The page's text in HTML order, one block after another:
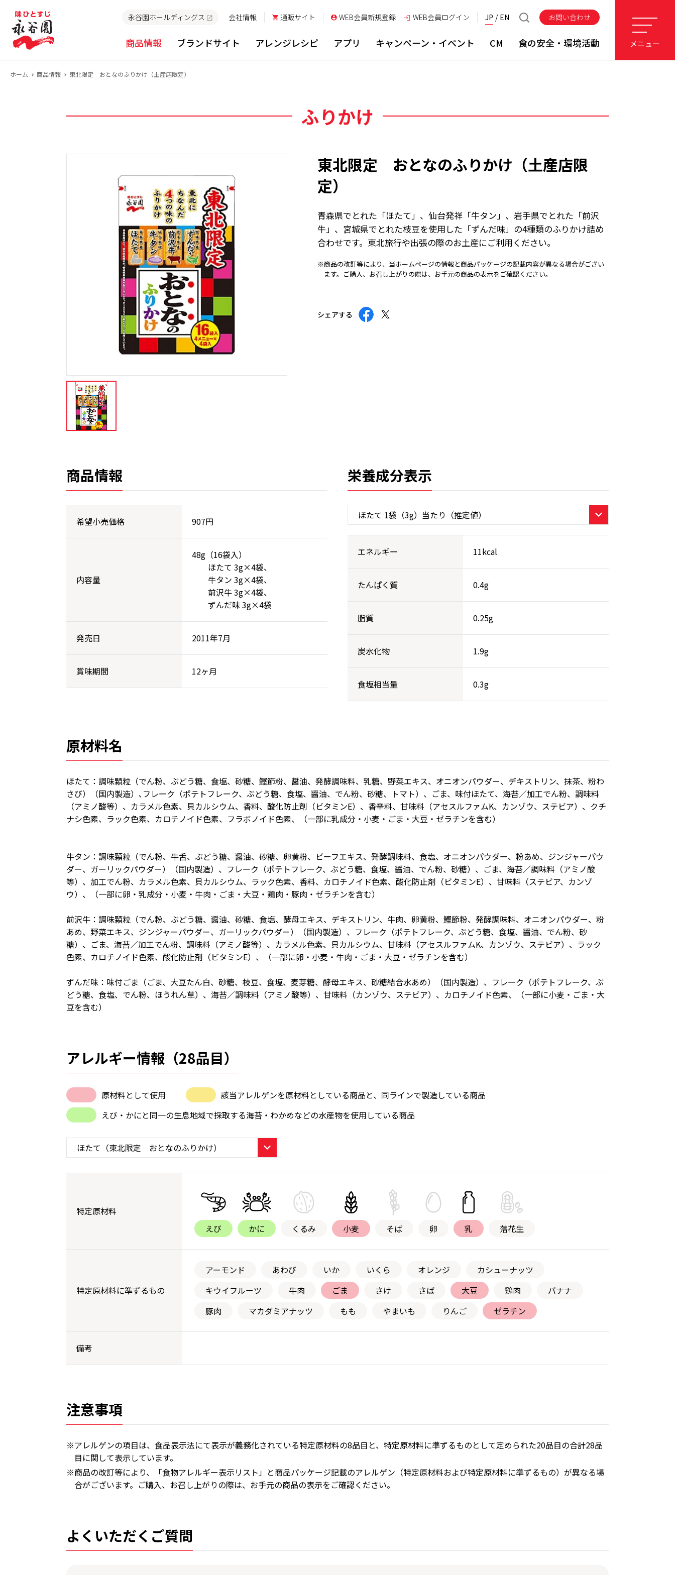
永谷園ホールディングス 会社情報 通販サイト WEB会員新規登録 WEB会員ログイン JP EN お問い合わせ
商品情報 ブランドサイト アレンジレシピ アプリ キャンペーン・イベント CM 食の安全・環境活動 メニュー
ホーム 商品情報 東北限定 おとなのふりかけ（土産店限定）
ふりかけ
東北限定 おとなのふりかけ（土産店限
定）
青森県でとれた「ほたて」、仙台発祥「牛タン」、岩手県でとれた「前沢
牛」、宮城県でとれた枝豆を使用した「ずんだ味」の4種類のふりかけ詰め
合わせです。東北旅行や出張の際のお土産にご利用ください。
※商品の改訂等により、当ホームページの情報と商品パッケージの記載内容が異なる場合がござい
ます。ご購入、お召し上がりの際は、お手元の商品の表示をご確認ください。
シェアする
商品情報
希望小売価格 907円
内容量
48g（16袋入）
ほたて 3g×4袋、
牛タン 3g×4袋、
前沢牛 3g×4袋、
ずんだ味 3g×4袋
発売日 2011年7月
賞味期間 12ヶ月
栄養成分表示
エネルギー 11kcal
たんぱく質 0.4g
脂質 0.25g
炭水化物 1.9g
食塩相当量 0.3g
原材料名
ほたて：調味顆粒（でん粉、ぶどう糖、食塩、砂糖、鰹節粉、醤油、発酵調味料、乳糖、野菜エキス、オニオンパウダー、デキストリン、抹茶、粉わ
さび）（国内製造）､フレーク（ポテトフレーク、ぶどう糖、食塩、醤油、でん粉、砂糖、トマト）、ごま、味付ほたて、海苔／加工でん粉、調味料
（アミノ酸等）、カラメル色素、貝カルシウム、香料、酸化防止剤（ビタミンE）、香辛料、甘味料（アセスルファムK、カンゾウ、ステビア）、クチ
ナシ色素、ラック色素、カロチノイド色素、フラボノイド色素、（一部に乳成分・小麦・ごま・大豆・ゼラチンを含む）
牛タン：調味顆粒（でん粉、牛舌、ぶどう糖、醤油、砂糖、卵黄粉、ビーフエキス、発酵調味料、食塩、オニオンパウダー、粉あめ、ジンジャーパウ
ダー、ガーリックパウダー）（国内製造）、フレーク（ポテトフレーク、ぶどう糖、食塩、醤油、でん粉、砂糖）、ごま、海苔／調味料（アミノ酸
等）、加工でん粉、カラメル色素、貝カルシウム、ラック色素、香料、カロチノイド色素、酸化防止剤（ビタミンE）、甘味料（ステビア、カンゾ
ウ）、（一部に卵・乳成分・小麦・牛肉・ごま・大豆・鶏肉・豚肉・ゼラチンを含む）
前沢牛：調味顆粒（でん粉、ぶどう糖、醤油、砂糖、食塩、酵母エキス、デキストリン、牛肉、卵黄粉、鰹節粉、発酵調味料、オニオンパウダー、粉
あめ、野菜エキス、ジンジャーパウダー、ガーリックパウダー）（国内製造）、フレーク（ポテトフレーク、ぶどう糖、食塩、醤油、でん粉、砂
糖）、ごま、海苔／加工でん粉、調味料（アミノ酸等）、カラメル色素、貝カルシウム、甘味料（アセスルファムK、カンゾウ、ステビア）、ラック
色素、カロチノイド色素、酸化防止剤（ビタミンE）、（一部に卵・小麦・牛肉・ごま・大豆・ゼラチンを含む）
ずんだ味：味付ごま（ごま、大豆たん白、砂糖、枝豆、食塩、麦芽糖、酵母エキス、砂糖結合水あめ）（国内製造）、フレーク（ポテトフレーク、ぶ
どう糖、食塩、でん粉、ほうれん草）、海苔／調味料（アミノ酸等）、甘味料（カンゾウ、ステビア）、カロチノイド色素、（一部に小麦・ごま・大
豆を含む）
アレルギー情報（28品目）
原材料として使用
該当アレルゲンを原材料としている商品と、同ラインで製造している商品
えび・かにと同一の生息地域で採取する海苔・わかめなどの水産物を使用している商品
特定原材料
えび
かに くるみ 小麦 そば 卵 乳 落花生
特定原材料に準ずるもの
アーモンド あわび いか いくら オレンジ
カシューナッツ
キウイフルーツ
牛肉 ごま さけ さば 大豆 鶏肉
バナナ
豚肉
マカダミアナッツ もも やまいも りんご ゼラチン
備考
注意事項
※アレルゲンの項目は、食品表示法にて表示が義務化されている特定原材料の8品目と、特定原材料に準ずるものとして定められた20品目の合計28品
目に関して表示しています。
※商品の改訂等により、「食物アレルギー表示リスト」と商品パッケージ記載のアレルゲン（特定原材料および特定原材料に準ずるもの）が異なる場
合がございます。ご購入、お召し上がりの際は、お手元の商品の表示をご確認ください。
よくいただくご質問